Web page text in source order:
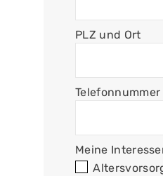
PLZ und Ort
Telefonnummer
Meine